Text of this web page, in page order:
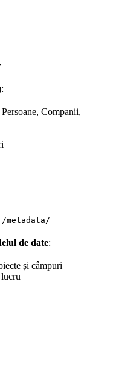
Companii,
/metadata/
de date:
și câmpuri